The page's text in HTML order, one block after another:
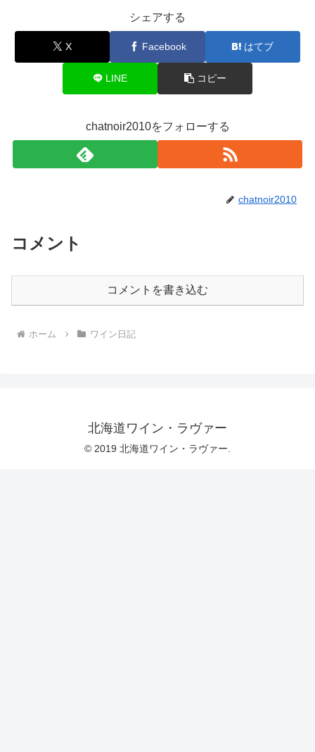
シェアする
X Facebook はてブ
LINE コピー
chatnoir2010をフォローする
chatnoir2010
コメント
コメントを書き込む
ホーム ワイン日記
北海道ワイン・ラヴァー
© 2019 北海道ワイン・ラヴァー.